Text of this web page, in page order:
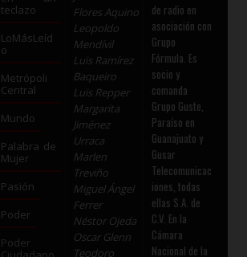
teclazo
LoMásLeíd
o
Metrópoli
Central
Mundo
Palabra de
Mujer
Pasión
Poder
Poder
Flores Aquino
Leopoldo
Mendívil
Luis Ramírez
Baqueiro
Luis Repper
Margarita
Jiménez
Urraca
Marlen
Treviño
Miguel Ángel
Ferrer
Néstor Ojeda
Oscar Glenn
Teodoro
de radio en
asociación con
Grupo
Fórmula. Es
socio y
comanda
Grupo Guste,
Paraíso en
Guanajuato y
Gusar
Telecomunicac
iones, todas
ellas S.A. de
C.V. En la
Cámara
Nacional de la